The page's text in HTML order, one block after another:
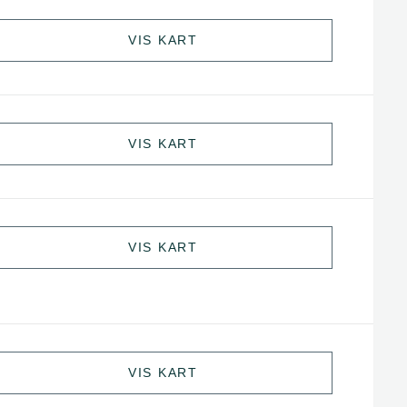
VIS KART
VIS KART
VIS KART
VIS KART